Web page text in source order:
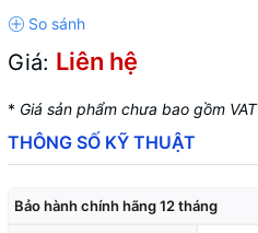
Giá: Liên hệ
* Giá sản phẩm chưa bao gồm VAT
THÔNG SỐ KỸ THUẬT
Bảo hành chính hãng 12 tháng